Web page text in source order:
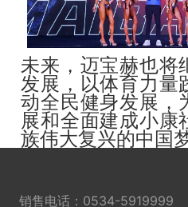
未来，迈宝赫也将
发展，以体育力量
动全民健身发展，
展和全面建成小康
族伟大复兴的中国
销售电话： 0534-5919999